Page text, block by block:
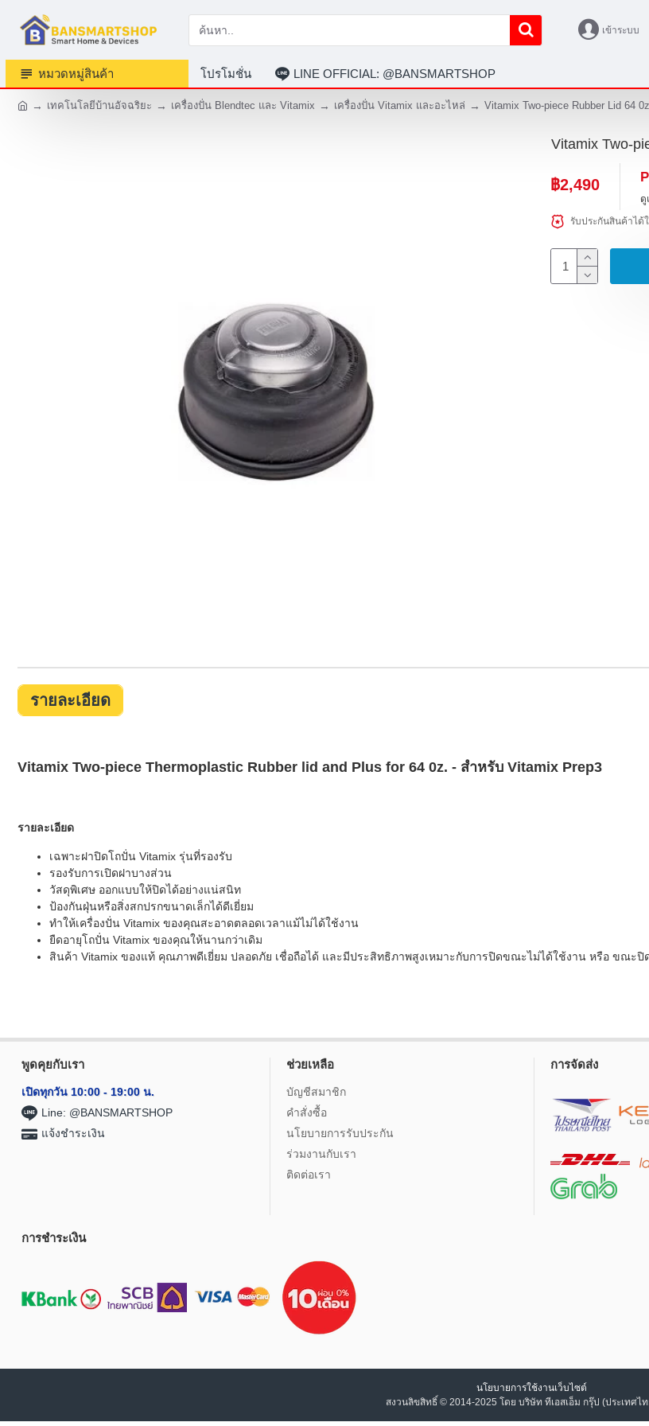
เข้าระบบ
หมวดหมู่สินค้า โปรโมชั่น LINE OFFICIAL: @BANSMARTSHOP
เทคโนโลยีบ้านอัจฉริยะ เครื่องปั่น Blendtec และ Vitamix เครื่องปั่น Vitamix และอะไหล่ Vitamix Two-piece Rubber Lid 64
Vitamix Two-
฿2,490
ดู
รับประกันสินค้าได้
รายละเอียด
Vitamix Two-piece Thermoplastic Rubber lid and Plus for 64 0z. - สำหรับ Vitamix Prep3
รายละเอียด
เฉพาะฝาปิดโถปั่น Vitamix รุ่นที่รองรับ
รองรับการเปิดฝาบางส่วน
วัสดุพิเศษ ออกแบบให้ปิดได้อย่างแน่สนิท
ป้องกันฝุ่นหรือสิ่งสกปรกขนาดเล็กได้ดีเยี่ยม
ทำให้เครื่องปั่น Vitamix ของคุณสะอาดตลอดเวลาแม้ไม่ได้ใช้งาน
ยืดอายุโถปั่น Vitamix ของคุณให้นานกว่าเดิม
สินค้า Vitamix ของแท้ คุณภาพดีเยี่ยม ปลอดภัย เชื่อถือได้ และมีประสิทธิภาพสูงเหมาะกับการปิดขณะไม่ได้ใช้งาน หรือ ขณะปิ
พูดคุยกับเรา
เปิดทุกวัน 10:00 - 19:00 น.
Line: @BANSMARTSHOP
แจ้งชำระเงิน
ช่วยเหลือ
บัญชีสมาชิก
คำสั่งซื้อ
นโยบายการรับประกัน
ร่วมงานกับเรา
ติดต่อเรา
การจัดส่ง
การชำระเงิน
นโยบายการใช้งานเว็บไซต์
สงวนลิขสิทธิ์ © 2014-2025 โดย บริษัท ทีเอสเอ็ม กรุ๊ป (ประเทศไ